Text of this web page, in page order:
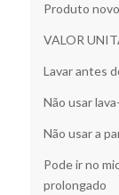
Produto
VALOR
Lavar antes
Não usar
Não usar a
Pode ir no
prolongado